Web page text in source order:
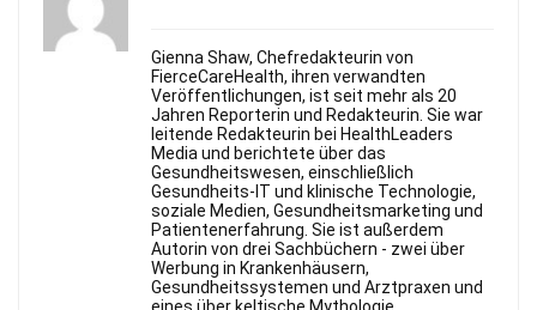
Gienna Shaw, Chefredakteurin von
FierceСareHealth, ihren verwandten
Veröffentlichungen, ist seit mehr als 20
Jahren Reporterin und Redakteurin. Sie war
leitende Redakteurin bei HealthLeaders
Media und berichtete über das
Gesundheitswesen, einschließlich
Gesundheits-IT und klinische Technologie,
soziale Medien, Gesundheitsmarketing und
Patientenerfahrung. Sie ist außerdem
Autorin von drei Sachbüchern - zwei über
Werbung in Krankenhäusern,
Gesundheitssystemen und Arztpraxen und